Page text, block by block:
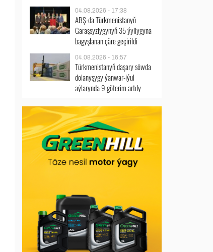
04.08.2026 - 17:38
ABŞ-da Türkmenistanyň
Garaşsyzlygynyň 35 ýyllygyna
bagyşlanan çäre geçirildi
04.08.2026 - 16:57
Türkmenistanyň daşary söwda
dolanyşygy ýanwar-iýul
aýlarynda 9 göterim artdy